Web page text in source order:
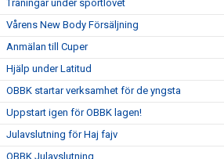
Träningar under sportlovet
Vårens New Body Försäljning
Anmälan till Cuper
Hjälp under Latitud
OBBK startar verksamhet för de yngsta
Uppstart igen för OBBK lagen!
Julavslutning för Haj fajv
OBBK Julavslutning